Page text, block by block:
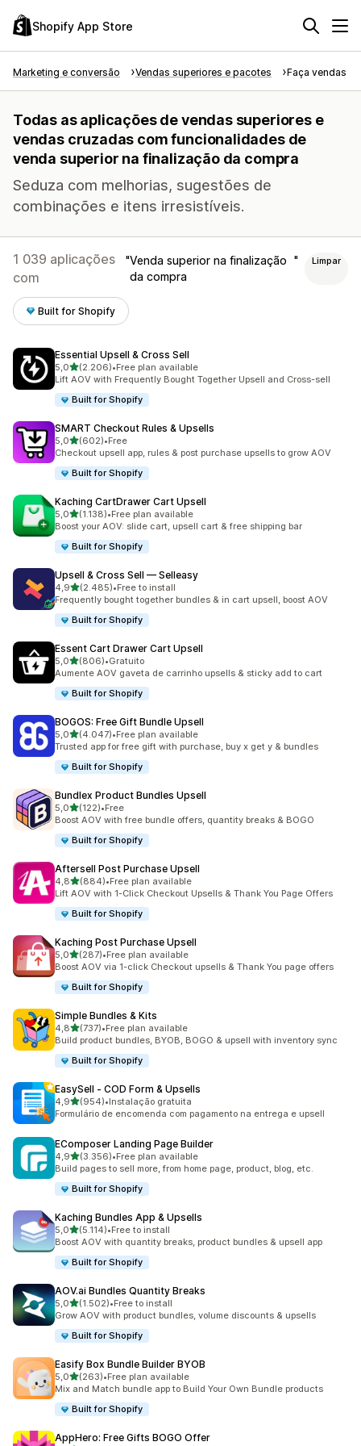
Shopify App Store
Marketing e conversão Vendas superiores e pacotes Faça vendas
Todas as aplicações de vendas superiores e
vendas cruzadas com funcionalidades de
venda superior na finalização da compra
Seduza com melhorias, sugestões de
combinações e itens irresistíveis.
1 039 aplicações
com
Venda superior na finalização
da compra
Limpar
Built for Shopify
Essential Upsell & Cross Sell
5,0de 5 estrelas
(2.206)
2206 total de avaliações
•Free plan available
Lift AOV with Frequently Bought Together Upsell and Cross-sell
Built for Shopify
SMART Checkout Rules & Upsells
5,0de 5 estrelas
(602)
602 total de avaliações
•Free
Checkout upsell app, rules & post purchase upsells to grow AOV
Built for Shopify
Kaching CartDrawer Cart Upsell
5,0de 5 estrelas
(1.138)
1138 total de avaliações
•Free plan available
Boost your AOV: slide cart, upsell cart & free shipping bar
Built for Shopify
Upsell & Cross Sell — Selleasy
4,9de 5 estrelas
(2.485)
2485 total de avaliações
•Free to install
Frequently bought together bundles & in cart upsell, boost AOV
Built for Shopify
Essent Cart Drawer Cart Upsell
5,0de 5 estrelas
(806)
806 total de avaliações
•Gratuito
Aumente AOV gaveta de carrinho upsells & sticky add to cart
Built for Shopify
BOGOS: Free Gift Bundle Upsell
5,0de 5 estrelas
(4.047)
4047 total de avaliações
•Free plan available
Trusted app for free gift with purchase, buy x get y & bundles
Built for Shopify
Bundlex Product Bundles Upsell
5,0de 5 estrelas
(122)
122 total de avaliações
•Free
Boost AOV with free bundle offers, quantity breaks & BOGO
Built for Shopify
Aftersell Post Purchase Upsell
4,8de 5 estrelas
(884)
884 total de avaliações
•Free plan available
Lift AOV with 1-Click Checkout Upsells & Thank You Page Offers
Built for Shopify
Kaching Post Purchase Upsell
5,0de 5 estrelas
(287)
287 total de avaliações
•Free plan available
Boost AOV via 1-click Checkout upsells & Thank You page offers
Built for Shopify
Simple Bundles & Kits
4,8de 5 estrelas
(737)
737 total de avaliações
•Free plan available
Build product bundles, BYOB, BOGO & upsell with inventory sync
Built for Shopify
EasySell ‑ COD Form & Upsells
4,9de 5 estrelas
(954)
954 total de avaliações
•Instalação gratuita
Formulário de encomenda com pagamento na entrega e upsell
EComposer Landing Page Builder
4,9de 5 estrelas
(3.356)
3356 total de avaliações
•Free plan available
Build pages to sell more, from home page, product, blog, etc.
Built for Shopify
Kaching Bundles App & Upsells
5,0de 5 estrelas
(5.114)
5114 total de avaliações
•Free to install
Boost AOV with quantity breaks, product bundles & upsell app
Built for Shopify
AOV.ai Bundles Quantity Breaks
5,0de 5 estrelas
(1.502)
1502 total de avaliações
•Free to install
Grow AOV with product bundles, volume discounts & upsells
Built for Shopify
Easify Box Bundle Builder BYOB
5,0de 5 estrelas
(263)
263 total de avaliações
•Free plan available
Mix and Match bundle app to Build Your Own Bundle products
Built for Shopify
AppHero: Free Gifts BOGO Offer